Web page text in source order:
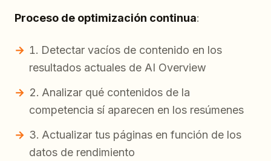
Proceso de optimización continua:
Detectar vacíos de contenido en los
resultados actuales de AI Overview
Analizar qué contenidos de la
competencia sí aparecen en los resúmenes
Actualizar tus páginas en función de los
datos de rendimiento